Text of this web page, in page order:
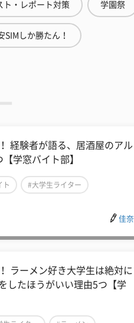
ト・レポート対策 学園祭
SIMしか勝たん！
経験者が語る、居酒屋のアル
学窓バイト部】
ト #大学生ライター
佳奈
ラーメン好き大学生は絶対に
したほうがいい理由5つ【学